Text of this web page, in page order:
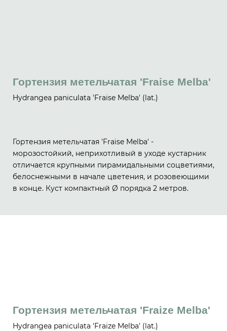
Гортензия метельчатая 'Fraise Melba'
Hydrangea paniculata 'Fraise Melba' (lat.)
Гортензия метельчатая 'Fraise Melba' -
морозостойкий, неприхотливый в уходе кустарник
отличается крупными пирамидальными соцветиями,
белоснежными в начале цветения, и розовеющими
в конце. Куст компактный Ø порядка 2 метров.
Гортензия метельчатая 'Fraize Melba'
Hydrangea paniculata 'Fraize Melba' (lat.)